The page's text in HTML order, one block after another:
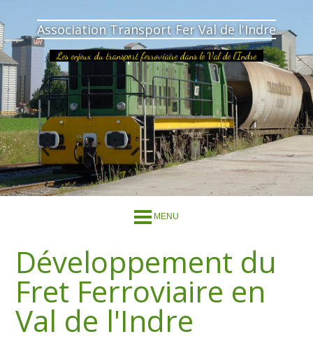
Association Transport Fer Val de l'Indre
Les enjeux du transport ferroviaire dans le Val de l'Indre
MENU
Développement du
Fret Ferroviaire en
Val de l'Indre